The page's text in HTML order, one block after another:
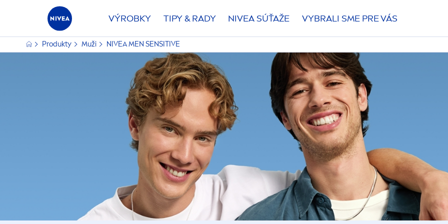
VÝROBKY TIPY & RADY NIVEASÚŤAŽE VYBRALI SME PRE VÁS
Produkty Muži NIVEAMEN SENSITIVE